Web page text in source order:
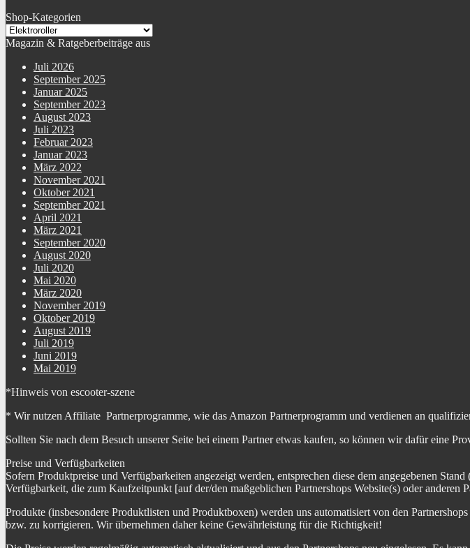
Shop-Kategorien
Magazin & Ratgeberbeiträge aus
Juli 2026
September 2025
Januar 2025
September 2023
August 2023
Juli 2023
Februar 2023
Januar 2023
März 2022
November 2021
Oktober 2021
September 2021
April 2021
März 2021
September 2020
August 2020
Juli 2020
Mai 2020
März 2020
November 2019
Oktober 2019
August 2019
Juli 2019
Juni 2019
Mai 2019
*Hinweis von escooter-szene
* Wir nutzen Affiliate Partnerprogramme, wie das Amazon Partnerprogramm und verdienen an
Sollten Sie nach dem Besuch unserer Seite bei einem Partner etwas kaufen, so können wir dafür eine
Preise und Verfügbarkeiten
Sofern Produktpreise und Verfügbarkeiten angezeigt werden, entsprechen diese dem angegebenen
Verfügbarkeit, die zum Kaufzeitpunkt [auf der/den maßgeblichen Partnershops Website(s) oder anderen
Produkte (insbesondere Produktlisten und Produktboxen) werden uns automatisiert von den
bzw. zu korrigieren. Wir übernehmen daher keine Gewährleistung für die Richtigkeit!